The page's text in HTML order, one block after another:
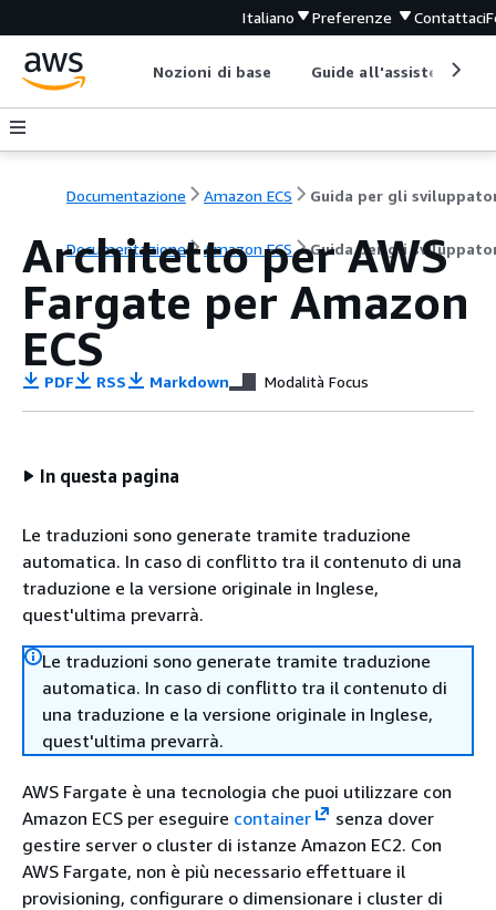
Italiano Preferenze Contattaci
Nozioni di base Guide all'assistenza
Documentazione Amazon ECS Guida per gli
Documentazione Amazon ECS Guida per gli
Architetto per AWS
Fargate per Amazon
ECS
PDF RSS Markdown Modalità Focus
In questa pagina
Le traduzioni sono generate tramite traduzione
automatica. In caso di conflitto tra il contenuto di una
traduzione e la versione originale in Inglese,
quest'ultima prevarrà.
Le traduzioni sono generate tramite traduzione
automatica. In caso di conflitto tra il contenuto di
una traduzione e la versione originale in Inglese,
quest'ultima prevarrà.
AWS Fargate è una tecnologia che puoi utilizzare con
Amazon ECS per eseguire container
senza dover
gestire server o cluster di istanze Amazon EC2. Con
AWS Fargate, non è più necessario effettuare il
provisioning, configurare o dimensionare i cluster di